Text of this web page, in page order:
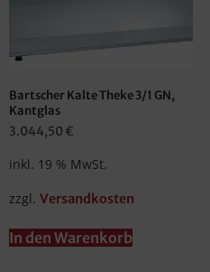
Bartscher Kalte Theke 3/1 GN,
Kantglas
3.044,50 €
inkl. 19 % MwSt.
zzgl. Versandkosten
In den Warenkorb